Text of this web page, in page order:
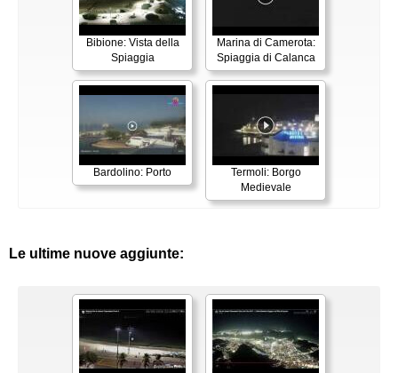
Bibione: Vista della
Spiaggia
Marina di Camerota:
Spiaggia di Calanca
Bardolino: Porto
Termoli: Borgo
Medievale
Le ultime nuove aggiunte: